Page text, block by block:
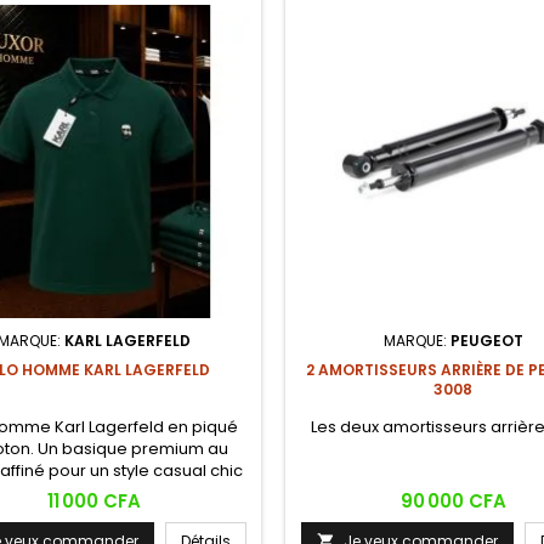
KARL LAGERFELD
HOMME KARL LAGERFELD
Karl Lagerfeld en piqué
Un basique premium au
pour un style casual chic
accompli.
Prix
11 000 CFA
MARQUE: PEUGEOT
2 AMORTISSEURS ARRIÈRE DE
3008
Les deux amortisseurs
Prix
90 000 CFA